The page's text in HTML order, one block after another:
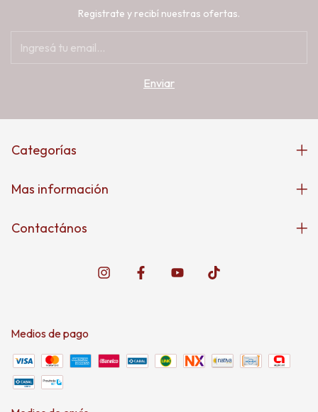
Registrate y recibí nuestras ofertas.
Categorías
Mas información
Contactános
Medios de pago